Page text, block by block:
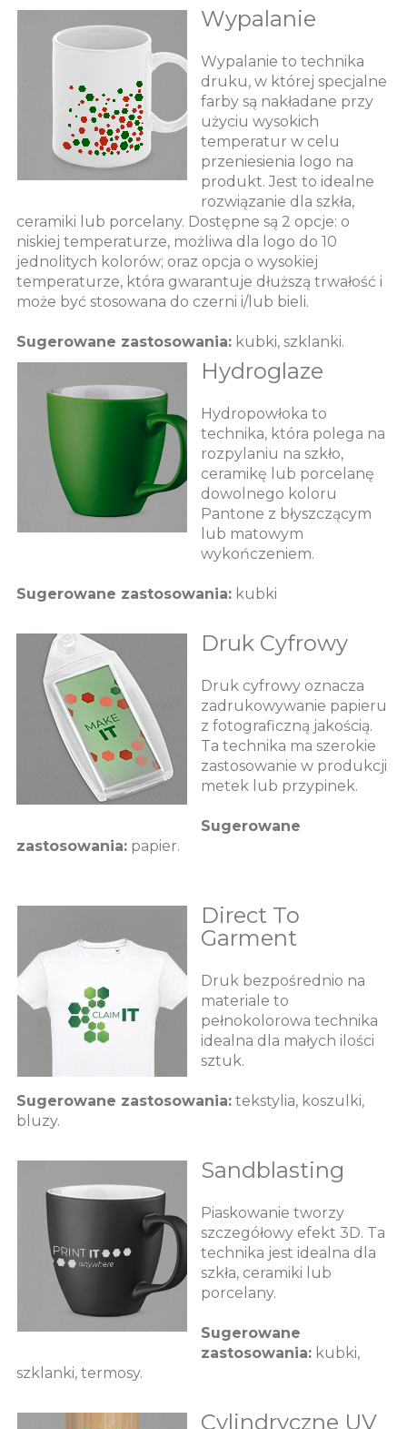
Wypalanie
Wypalanie to technika
druku, w której specjalne
farby są nakładane przy
użyciu wysokich
temperatur w celu
przeniesienia logo na
produkt. Jest to idealne
rozwiązanie dla szkła,
ceramiki lub porcelany. Dostępne są 2 opcje: o
niskiej temperaturze, możliwa dla logo do 10
jednolitych kolorów; oraz opcja o wysokiej
temperaturze, która gwarantuje dłuższą trwałość i
może być stosowana do czerni i/lub bieli.
Sugerowane zastosowania:kubki, szklanki.
Hydroglaze
Hydropowłoka to
technika, która polega na
rozpylaniu na szkło,
ceramikę lub porcelanę
dowolnego koloru
Pantone z błyszczącym
lub matowym
wykończeniem.
Sugerowane zastosowania:kubki
Druk Cyfrowy
Druk cyfrowy oznacza
zadrukowywanie papieru
z fotograficzną jakością.
Ta technika ma szerokie
zastosowanie w produkcji
metek lub przypinek.
Sugerowane
zastosowania:papier.
Direct To
Garment
Druk bezpośrednio na
materiale to
pełnokolorowa technika
idealna dla małych ilości
sztuk.
Sugerowane zastosowania:tekstylia, koszulki,
bluzy.
Sandblasting
Piaskowanie tworzy
szczegółowy efekt 3D. Ta
technika jest idealna dla
szkła, ceramiki lub
porcelany.
Sugerowane
zastosowania:kubki,
szklanki, termosy.
Cylindryczne UV